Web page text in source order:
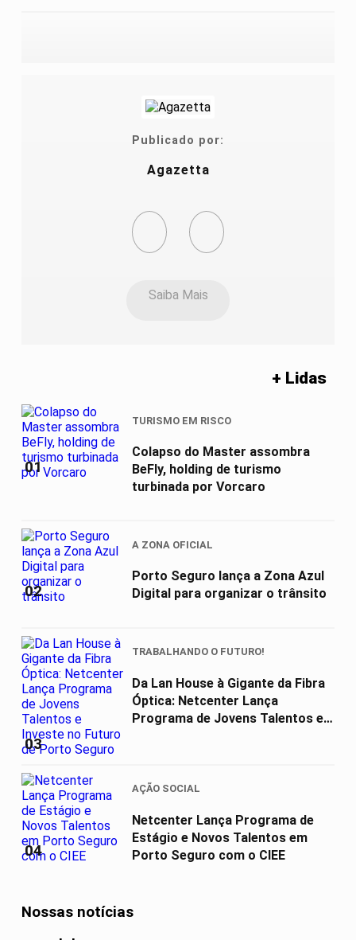
Publicado por:
Agazetta
Saiba Mais
+ Lidas
01
TURISMO EM RISCO
Colapso do Master assombra
BeFly, holding de turismo
turbinada por Vorcaro
02
A ZONA OFICIAL
Porto Seguro lança a Zona Azul
Digital para organizar o trânsito
03
TRABALHANDO O FUTURO!
Da Lan House à Gigante da Fibra
Óptica: Netcenter Lança
Programa de Jovens Talentos e
04
AÇÃO SOCIAL
Netcenter Lança Programa de
Estágio e Novos Talentos em
Porto Seguro com o CIEE
Nossas notícias